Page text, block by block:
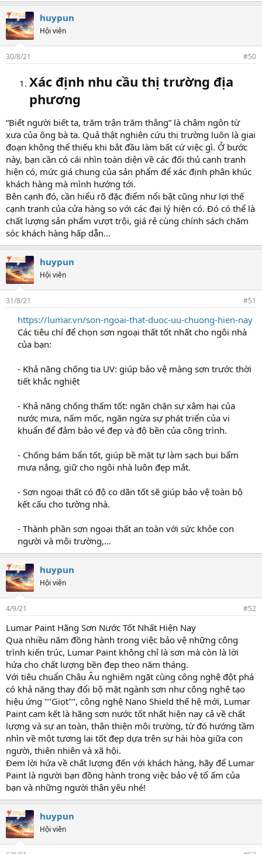
huypun
Hội viên
30/8/21 #50
Xác định nhu cầu thị trường địa
phương
“Biết người biết ta, trăm trận trăm thắng” là châm ngôn từ
xưa của ông bà ta. Quả thật nghiên cứu thị trường luôn là giai
đoạn không thể thiếu khi bắt đầu làm bất cứ việc gì. Ở bước
này, bạn cần có cái nhìn toàn diện về các đối thủ cạnh tranh
hiện có, mức giá chung của sản phẩm để xác định phân khúc
khách hàng mà mình hướng tới.
Bên cạnh đó, cần hiểu rõ đặc điểm nổi bật cũng như lợi thế
cạnh tranh của cửa hàng so với các đại lý hiện có. Đó có thể là
chất lượng sản phẩm vượt trội, giá rẻ cùng chính sách chăm
sóc khách hàng hấp dẫn…
huypun
Hội viên
31/8/21 #51
https://lumar.vn/son-ngoai-that-duoc-uu-chuong-hien-nay
Các tiêu chí để chọn sơn ngoại thất tốt nhất cho ngôi nhà
của bạn:
- Khả năng chống tia UV: giúp bảo vệ màng sơn trước thời
tiết khắc nghiệt
- Khả năng chống thấm tốt: ngăn chặn sự xâm hại của
nước mưa, nấm mốc, ngăn ngừa sự phát triển của vi
khuẩn để đảm bảo vẻ đẹp và độ bền của công trình.
- Chống bám bẩn tốt, giúp bề mặt tự làm sạch bụi bẩm
mưa nắng, giữ cho ngôi nhà luôn đẹp mắt.
- Sơn ngoại thất có độ co dãn tốt sẽ giúp bảo vệ toàn bộ
kết cấu cho tường nhà.
- Thành phần sơn ngoại thất an toàn với sức khỏe con
người và môi trường,…​
huypun
Hội viên
4/9/21 #52
Lumar Paint Hãng Sơn Nước Tốt Nhất Hiện Nay
Qua nhiều năm đồng hành trong việc bảo vệ những công
trình kiến trúc, Lumar Paint không chỉ là sơn mà còn là lời
hứa cho chất lượng bền đẹp theo năm tháng.
Với tiêu chuẩn Châu Âu nghiêm ngặt cùng công nghệ đột phá
có khả năng thay đổi bộ mặt ngành sơn như công nghệ tạo
hiệu ứng ""Giọt"", công nghệ Nano Shield thế hệ mới, Lumar
Paint cam kết là hãng sơn nước tốt nhất hiện nay cả về chất
lượng và sự an toàn, thân thiện môi trường, từ đó hướng tầm
nhìn về một tương lai tốt đẹp dựa trên sự hài hòa giữa con
người, thiên nhiên và xã hội.
Đem lời hứa về chất lượng đến với khách hàng, hãy để Lumar
Paint là người bạn đồng hành trong việc bảo vệ tổ ấm của
bạn và những người thân yêu nhé!
huypun
Hội viên